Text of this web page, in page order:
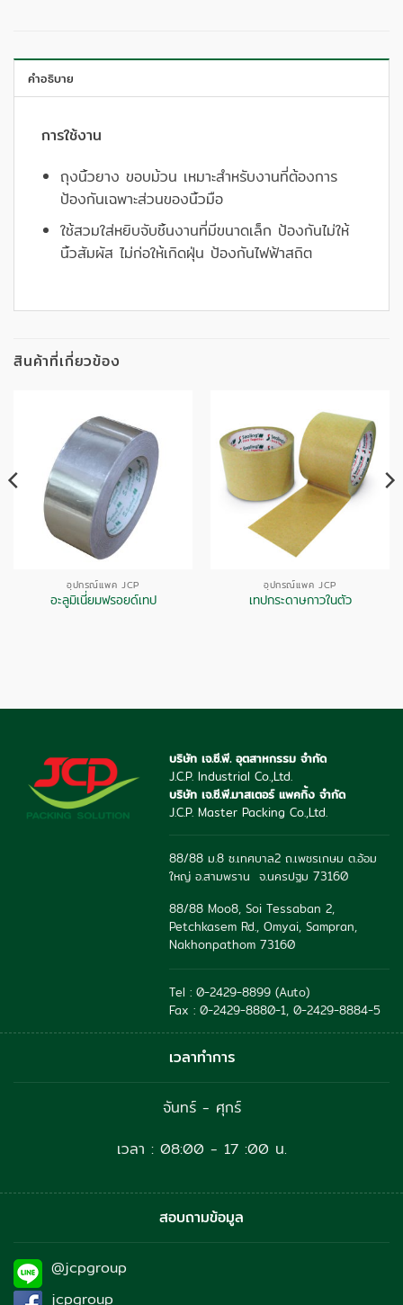
คำอธิบาย
การใช้งาน
ถุงนิ้วยาง ขอบม้วน เหมาะสำหรับงานที่ต้องการ
ป้องกันเฉพาะส่วนของนิ้วมือ
ใช้สวมใส่หยิบจับชิ้นงานที่มีขนาดเล็ก ป้องกันไม่ให้
นิ้วสัมผัส ไม่ก่อให้เกิดฝุ่น ป้องกันไฟฟ้าสถิต
สินค้าที่เกี่ยวข้อง
อุปกรณ์แพค JCP
อะลูมิเนี่ยมฟรอยด์เทป
อุปกรณ์แพค JCP
เทปกระดาษกาวในตัว
บริษัท เจ.ซี.พี. อุตสาหกรรม จำกัด
J.C.P. Industrial Co.,Ltd.
บริษัท เจ.ซี.พี.มาสเตอร์ แพคกิ้ง จำกัด
J.C.P. Master Packing Co.,Ltd.
88/88 ม.8 ซ.เทศบาล2 ถ.เพชรเกษม ต.อ้อม
ใหญ่ อ.สามพราน จ.นครปฐม 73160
88/88 Moo8, Soi Tessaban 2,
Petchkasem Rd., Omyai, Sampran,
Nakhonpathom 73160
Tel : 0-2429-8899 (Auto)
Fax : 0-2429-8880-1, 0-2429-8884-5
เวลาทำการ
จันทร์ - ศุกร์
เวลา : 08:00 - 17 :00 น.
สอบถามข้อมูล
@jcpgroup
jcpgroup